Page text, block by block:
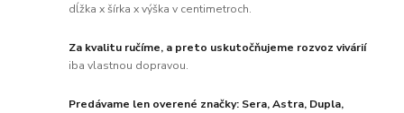
dĺžka x šírka x výška v centimetroch.
Za kvalitu ručíme, a preto uskutočňujeme rozvoz vivárií
iba vlastnou dopravou.
Predávame len overené značky: Sera, Astra, Dupla,